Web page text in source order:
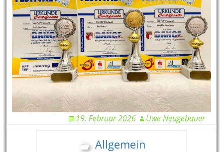
19. Februar 2026 Uwe Neugebauer
Allgemein